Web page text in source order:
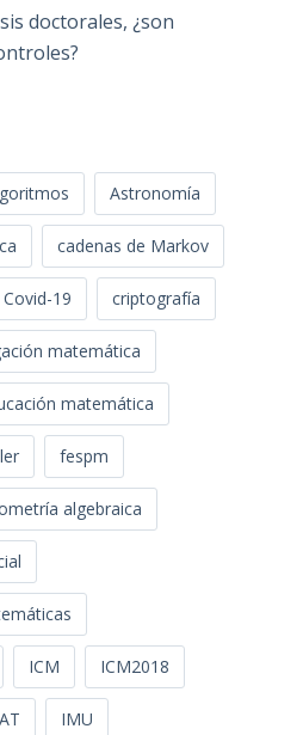
doctorales, ¿son
Astronomía
cadenas de Markov
Covid-19 criptografía
matemática
matemática
fespm
algebraica
ICM ICM2018
IMU